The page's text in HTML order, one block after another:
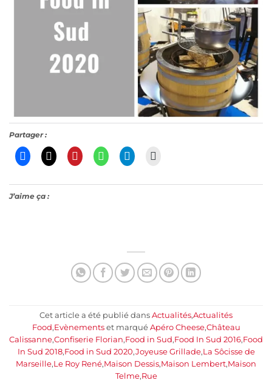
Partager :
J’aime ça :
Cet article a été publié dans Actualités,Actualités
Food,Evènementset marqué Apéro Cheese,Château
Calissanne,Confiserie Florian,Food in Sud,Food In Sud 2016,Food
In Sud 2018,Food in Sud 2020,Joyeuse Grillade,La Sôcisse de
Marseille,Le Roy René,Maison Dessis,Maison Lembert,Maison
Telme,Rue